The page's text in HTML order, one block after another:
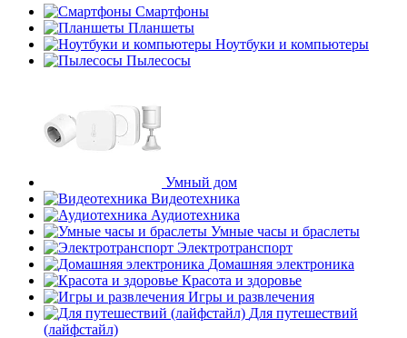
Смартфоны
Планшеты
Ноутбуки и компьютеры
Пылесосы
Умный дом
Видеотехника
Аудиотехника
Умные часы и браслеты
Электротранспорт
Домашняя электроника
Красота и здоровье
Игры и развлечения
Для путешествий
(лайфстайл)